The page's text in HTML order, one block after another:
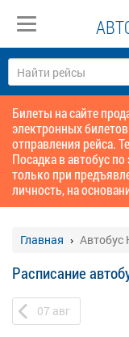
Билеты на сайте
электронных
отправления рейса.
Посадка в автобус
только при
личность, на
Главная Автобус
Расписание
07 авг